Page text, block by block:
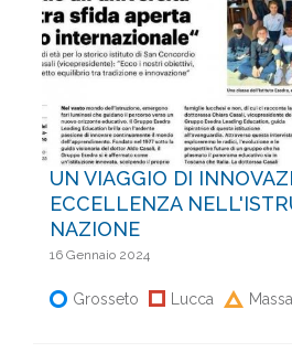
UN VIAGGIO DI
ECCELLENZA
NAZIONE
16 Gennaio 2024
Grosseto Lucca Massa